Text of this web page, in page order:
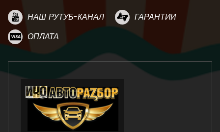
НАШ РУТУБ-КАНАЛ
ГАРАНТИИ
ОПЛАТА